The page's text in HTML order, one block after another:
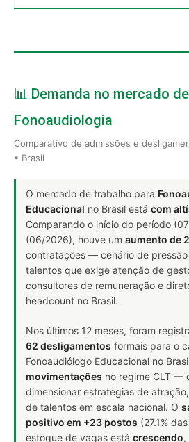
📊 Demanda no mercado
Fonoaudiologia
Comparativo de admissões e
• Brasil
O mercado de trabalho para
Educacional no Brasil está com
Comparando o início do período
(06/2026), houve um aumento de
contratações — cenário de
talentos que exige atenção de
consultores de remuneração e
headcount no Brasil.
Nos últimos 12 meses, foram
62 desligamentos formais para o
Fonoaudiólogo Educacional no
movimentações no regime CLT —
dimensionar estratégias de
de talentos em escala nacional. O
positivo em +23 postos (27.1%
estoque de vagas está crescendo,